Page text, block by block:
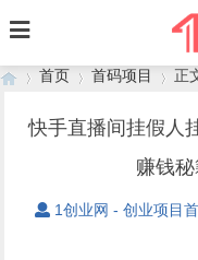
首页 首码项目
›
正
快手直播间挂假人
赚钱
1创业网 - 创业项目